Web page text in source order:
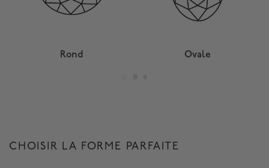
Rond Ovale
CHOISIR LA FORME PARFAITE